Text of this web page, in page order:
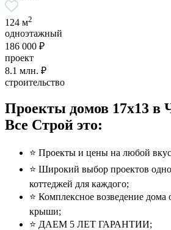
124 м2
одноэтажный
186 000 ₽
проект
8.1 млн. ₽
строительство
Проекты домов 17x13 в
Все Строй это:
⭐️ Проекты и цены на любой
⭐️ Широкий выбор проектов
коттеджей для каждого;
⭐️ Комплексное возведение дома
крыши;
⭐️ ДАЕМ 5 ЛЕТ ГАРАНТИИ;